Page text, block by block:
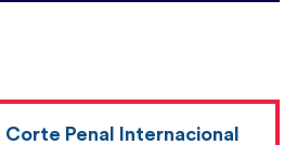
Corte Penal Internacional